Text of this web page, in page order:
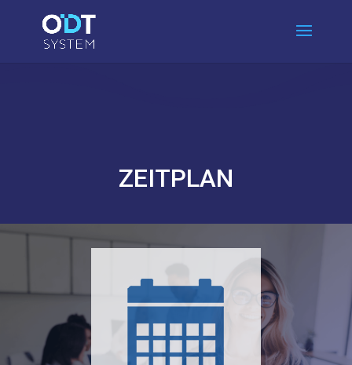
ZEITPLAN